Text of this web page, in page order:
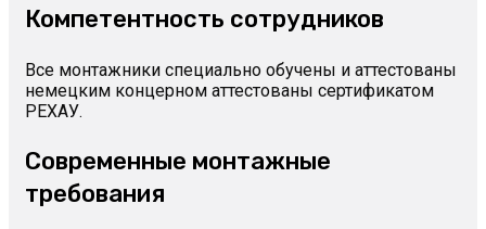
Компетентность сотрудников
Все монтажники специально обучены и аттестованы
немецким концерном аттестованы сертификатом
РЕХАУ.
Современные монтажные
требования